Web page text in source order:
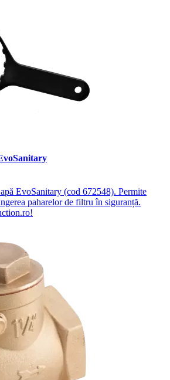
EvoSanitary (cod 672548). Permite
paharelor de filtru în siguranță.